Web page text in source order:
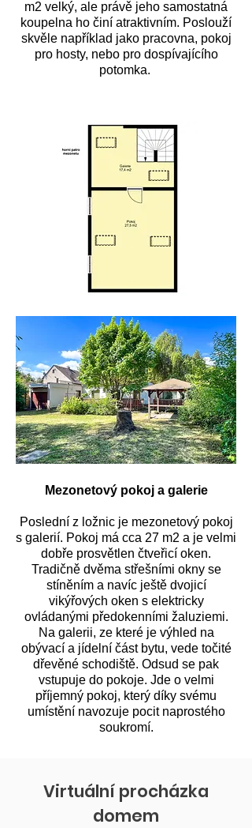
m2 velký, ale právě jeho samostatná
koupelna ho činí atraktivním. Poslouží
skvěle například jako pracovna, pokoj
pro hosty, nebo pro dospívajícího
potomka.
Mezonetový pokoj a galerie
Poslední z ložnic je mezonetový pokoj
s galerií. Pokoj má cca 27 m2 a je velmi
dobře prosvětlen čtveřicí oken.
Tradičně dvěma střešními okny se
stíněním a navíc ještě dvojicí
vikýřových oken s elektricky
ovládanými předokenními žaluziemi.
Na galerii, ze které je výhled na
obývací a jídelní část bytu, vede točité
dřevěné schodiště. Odsud se pak
vstupuje do pokoje. Jde o velmi
příjemný pokoj, který díky svému
umístění navozuje pocit naprostého
soukromí.
Virtuální procházka
domem